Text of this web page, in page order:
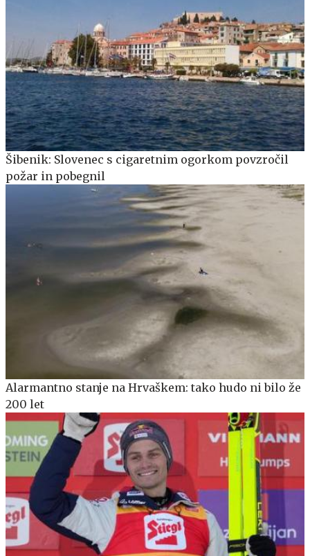
Šibenik: Slovenec s cigaretnim ogorkom povzročil
požar in pobegnil
Alarmantno stanje na Hrvaškem: tako hudo ni bilo že
200 let